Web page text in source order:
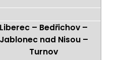
Liberec – Bedřichov –
Jablonec nad Nisou –
Turnov